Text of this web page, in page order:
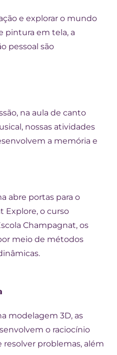
e explorar o mundo
pintura em tela, a
pessoal são
na aula de canto
nossas atividades
a memória e
abre portas para o
Explore, o curso
Champagnat, os
meio de métodos
modelagem 3D, as
o raciocínio
resolver problemas, além